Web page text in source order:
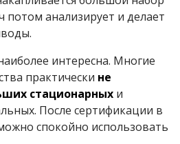
потом анализирует и делает
интересна. Многие
практически не
стационарных и
После сертификации в
спокойно использовать